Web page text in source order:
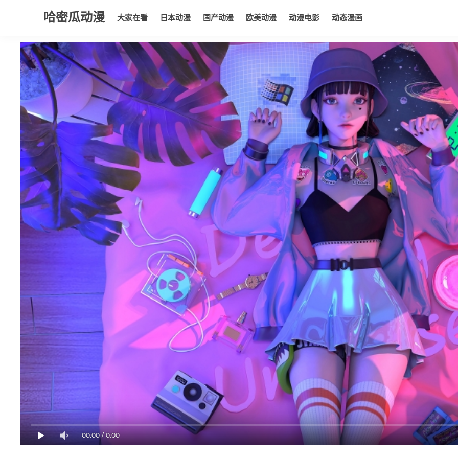
哈密瓜动漫 大家在看 日本动漫 国产动漫 欧美动漫 动漫电影 动态漫画
大家在看 日本动漫 国产动漫 欧美动漫 动漫电影 动态漫画
00:00/0:00